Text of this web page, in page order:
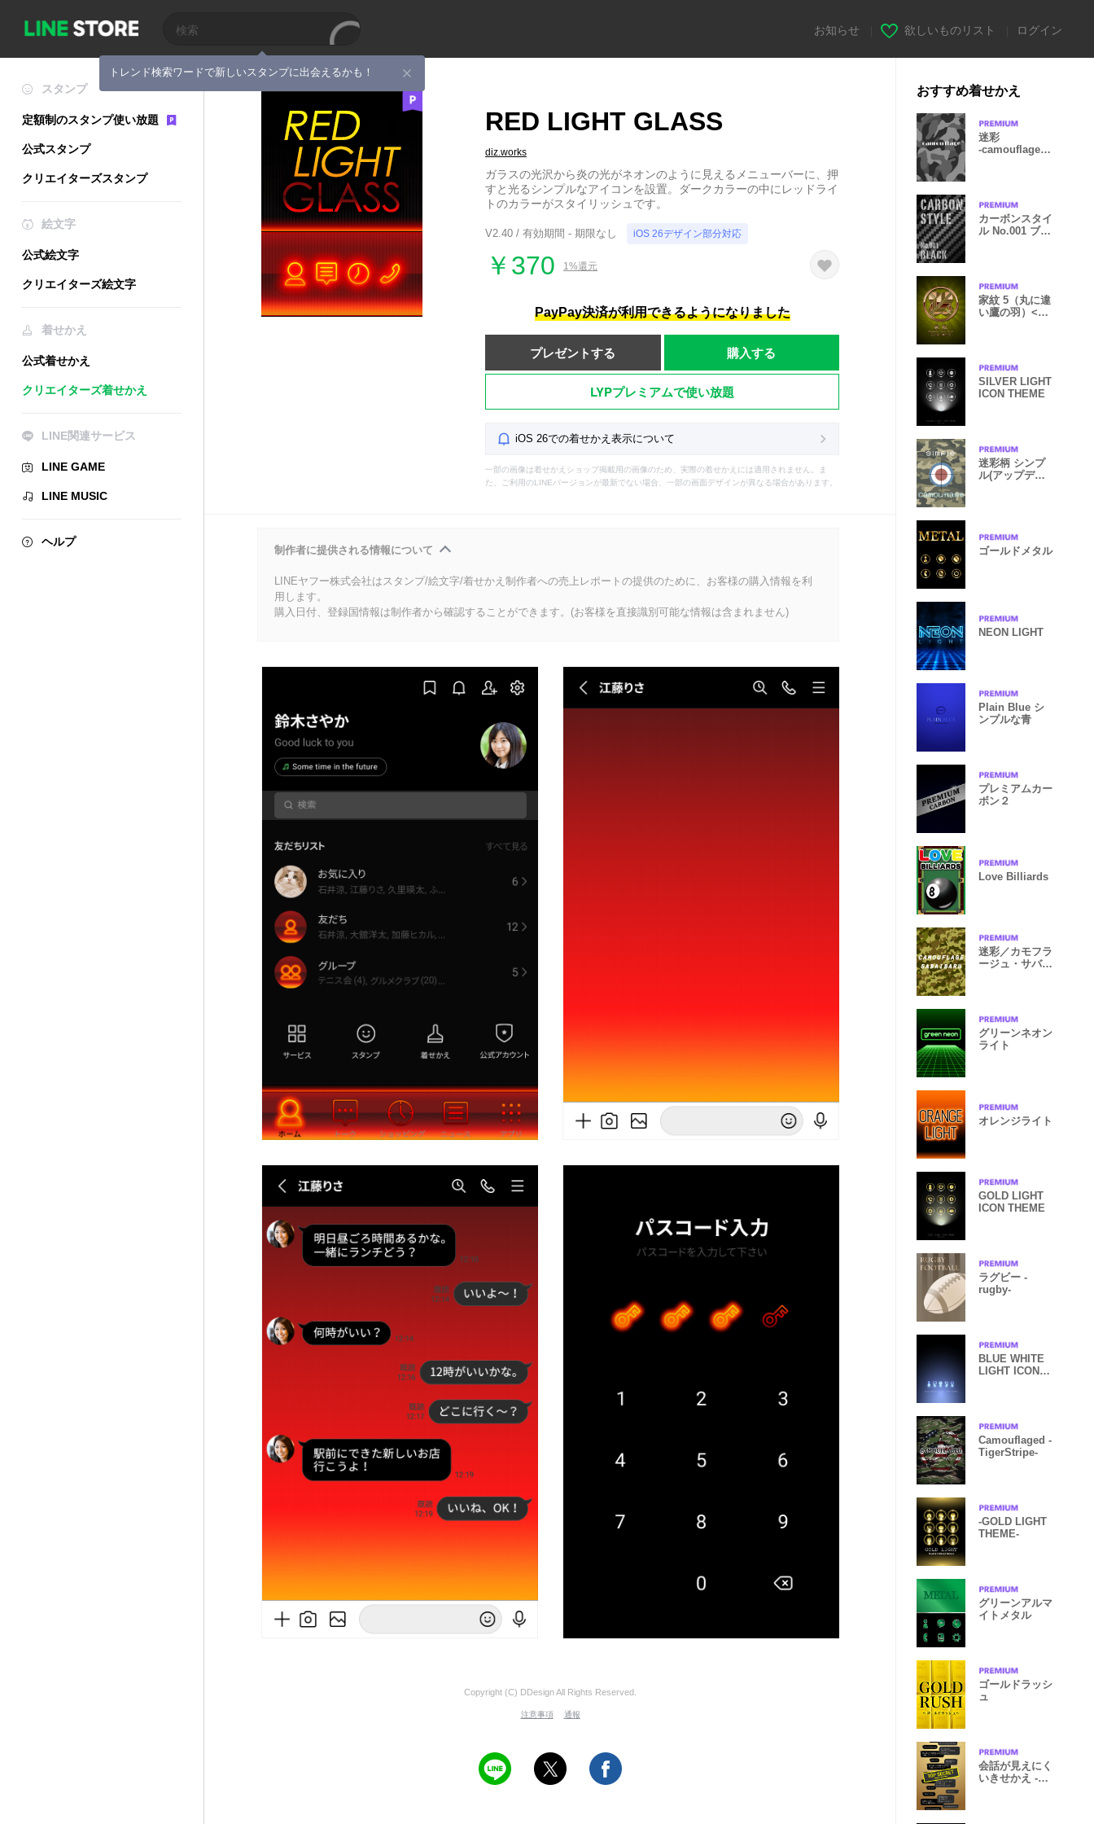
トレンド検索ワードで新しいスタンプに出会えるかも！
お知らせ 欲しいものリスト ログイン
スタンプ
定額制のスタンプ使い放題
公式スタンプ
クリエイターズスタンプ
絵文字
公式絵文字
クリエイターズ絵文字
着せかえ
公式着せかえ
クリエイターズ着せかえ
LINE関連サービス
LINE GAME
LINE MUSIC
ヘルプ
RED LIGHT GLASS
diz.works
ガラスの光沢から炎の光がネオンのように見えるメニューバーに、押
すと光るシンプルなアイコンを設置。ダークカラーの中にレッドライ
トのカラーがスタイリッシュです。
V2.40 / 有効期間 - 期限なし iOS 26デザイン部分対応
￥370 1%還元
PayPay決済が利用できるようになりました
プレゼントする 購入する
LYPプレミアムで使い放題
iOS 26での着せかえ表示について
一部の画像は着せかえショップ掲載用の画像のため、実際の着せかえには適用されません。ま
た、ご利用のLINEバージョンが最新でない場合、一部の画面デザインが異なる場合があります。
制作者に提供される情報について
LINEヤフー株式会社はスタンプ/絵文字/着せかえ制作者への売上レポートの提供のために、お客様の購入情報を利
用します。
購入日付、登録国情報は制作者から確認することができます。(お客様を直接識別可能な情報は含まれません)
Copyright (C) DDesign All Rights Reserved.
注意事項 通報
おすすめ着せかえ
迷彩
‐camouflage‐
カーボンスタイ
ル No.001 ブラ
家紋 5（丸に違
い鷹の羽）<銅
SILVER LIGHT
ICON THEME
迷彩柄 シンプ
ル(アップデー
ゴールドメタル
NEON LIGHT
Plain Blue シ
ンプルな青
プレミアムカー
ボン２
Love Billiards
迷彩／カモフラ
ージュ・サバイ
グリーンネオン
ライト
オレンジライト
GOLD LIGHT
ICON THEME
ラグビー -
rugby-
BLUE WHITE
LIGHT ICON
Camouflaged -
TigerStripe-
-GOLD LIGHT
THEME-
グリーンアルマ
イトメタル
ゴールドラッシ
ュ
会話が見えにく
いきせかえ -ゴ